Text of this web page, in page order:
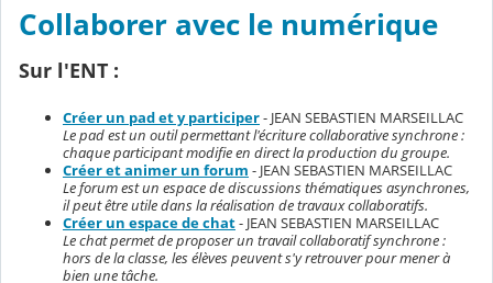
Collaborer avec le numérique
Sur l'ENT :
Créer un pad et y participer- JEAN SEBASTIEN MARSEILLAC
Le pad est un outil permettant l'écriture collaborative synchrone :
chaque participant modifie en direct la production du groupe.
Créer et animer un forum - JEAN SEBASTIEN MARSEILLAC
Le forum est un espace de discussions thématiques asynchrones,
il peut être utile dans la réalisation de travaux collaboratifs.
Créer un espace de chat- JEAN SEBASTIEN MARSEILLAC
Le chat permet de proposer un travail collaboratif synchrone :
hors de la classe, les élèves peuvent s'y retrouver pour mener à
bien une tâche.